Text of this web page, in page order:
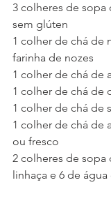
3 colheres de sopa
sem glúten
1 colher de chá de
farinha de nozes
1 colher de chá de
1 colher de chá de
1 colher de chá de
1 colher de chá de
ou fresco
2 colheres de sopa
linhaça e 6 de